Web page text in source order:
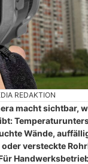
REDAKTION
macht sichtbar,
Wände,
versteckte